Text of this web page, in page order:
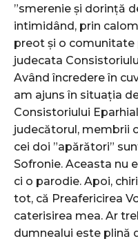
”smerenie și dorință
intimidând, prin
preot și o comunitate
judecata
Având încredere în
am ajuns în situația
Consistoriului
judecătorul, membrii
cei doi ”apărători”
Sofronie. Aceasta nu
ci o parodie. Apoi,
tot, că Preafericirea
caterisirea mea. Ar
dumnealui este plină